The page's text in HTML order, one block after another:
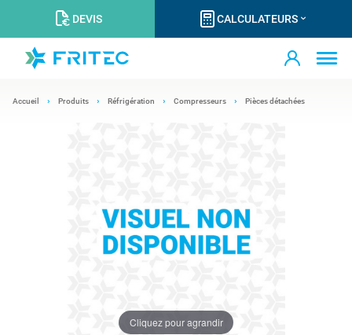
DEVIS CALCULATEURS
Accueil Produits Réfrigération Compresseurs Pièces détachées
Cliquez pour agrandir